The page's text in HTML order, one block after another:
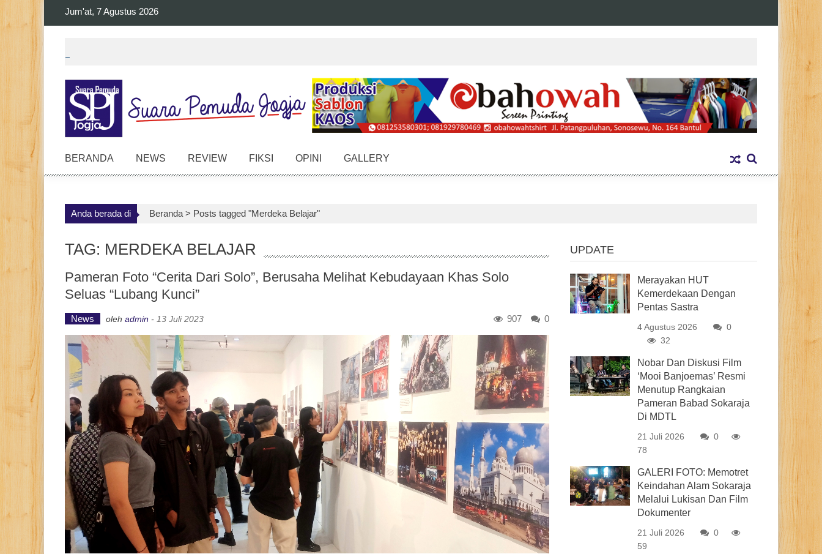
Jum'at, 7 Agustus 2026
BERANDA NEWS REVIEW FIKSI OPINI GALLERY
Anda berada di Beranda > Posts tagged "Merdeka Belajar"
TAG: MERDEKA BELAJAR
Pameran Foto “Cerita Dari Solo”, Berusaha Melihat Kebudayaan Khas Solo
Seluas “Lubang Kunci”
News oleh admin - 13 Juli 2023 0
907
UPDATE
Merayakan HUT
Kemerdekaan Dengan
Pentas Sastra
4 Agustus 2026
0
32
Nobar Dan Diskusi Film
‘Mooi Banjoemas’ Resmi
Menutup Rangkaian
Pameran Babad Sokaraja
Di MDTL
21 Juli 2026
0
78
GALERI FOTO: Memotret
Keindahan Alam Sokaraja
Melalui Lukisan Dan Film
Dokumenter
21 Juli 2026
0
59